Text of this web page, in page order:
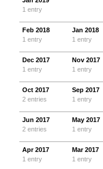
1 entry
Feb 2018
1 entry
Jan 2018
1 entry
Dec 2017
1 entry
Nov 2017
1 entry
Oct 2017
2 entries
Sep 2017
1 entry
Jun 2017
2 entries
May 2017
1 entry
Apr2017
1 entry
Mar2017
1 entry